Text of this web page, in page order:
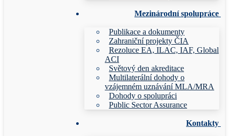
Mezinárodní spolupráce
Publikace a dokumenty
Zahraniční projekty ČIA
Rezoluce EA, ILAC, IAF, Global
ACI
Světový den akreditace
Multilaterální dohody o
vzájemném uznávání MLA/MRA
Dohody o spolupráci
Public Sector Assurance
Kontakty